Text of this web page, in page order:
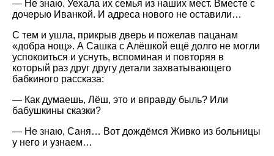
— Не знаю. Уехала их семья из наших мест. Вместе с
дочерью Иванкой. И адреса нового не оставили…
С тем и ушла, прикрыв дверь и пожелав пацанам
«добра нощ». А Сашка с Алёшкой ещё долго не могли
успокоиться и уснуть, вспоминая и повторяя в
который раз друг другу детали захватывающего
бабкиного рассказа:
— Как думаешь, Лёш, это и вправду быль? Или
бабушкины сказки?
— Не знаю, Саня… Вот дождёмся Живко из больницы
у него и узнаем…